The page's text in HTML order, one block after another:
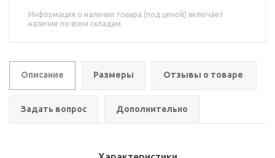
Информация о наличии товара (под ценой) включает
наличие по всем складам.
Описание Размеры Отзывы о товаре
Задать вопрос Дополнительно